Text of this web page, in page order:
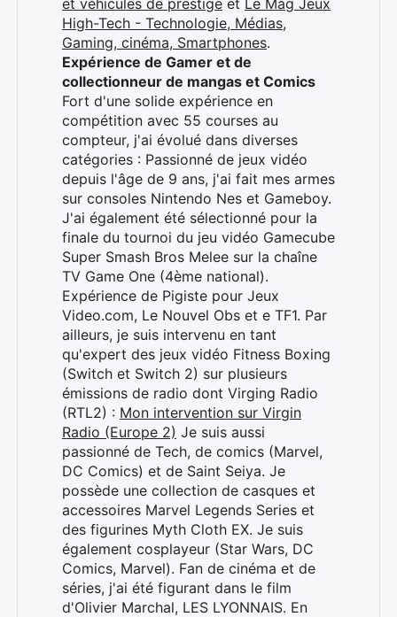
et véhicules de prestige et Le Mag Jeux
High-Tech - Technologie, Médias,
Gaming, cinéma, Smartphones.
Expérience de Gamer et de
collectionneur de mangas et Comics
Fort d'une solide expérience en
compétition avec 55 courses au
compteur, j'ai évolué dans diverses
catégories : Passionné de jeux vidéo
depuis l'âge de 9 ans, j'ai fait mes armes
sur consoles Nintendo Nes et Gameboy.
J'ai également été sélectionné pour la
finale du tournoi du jeu vidéo Gamecube
Super Smash Bros Melee sur la chaîne
TV Game One (4ème national).
Expérience de Pigiste pour Jeux
Video.com, Le Nouvel Obs et e TF1. Par
ailleurs, je suis intervenu en tant
qu'expert des jeux vidéo Fitness Boxing
(Switch et Switch 2) sur plusieurs
émissions de radio dont Virging Radio
(RTL2) : Mon intervention sur Virgin
Radio (Europe 2) Je suis aussi
passionné de Tech, de comics (Marvel,
DC Comics) et de Saint Seiya. Je
possède une collection de casques et
accessoires Marvel Legends Series et
des figurines Myth Cloth EX. Je suis
également cosplayeur (Star Wars, DC
Comics, Marvel). Fan de cinéma et de
séries, j'ai été figurant dans le film
d'Olivier Marchal, LES LYONNAIS. En
Rechercher